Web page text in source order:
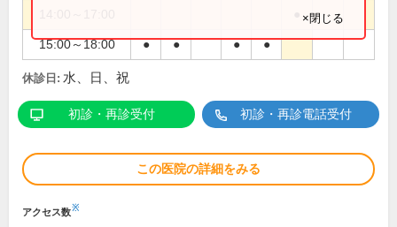
15:00～18:00 ● ● ● ●
×閉じる
休診日: 水、日、祝
初診・再診受付 初診・再診電話受付
この医院の詳細をみる
アクセス数※